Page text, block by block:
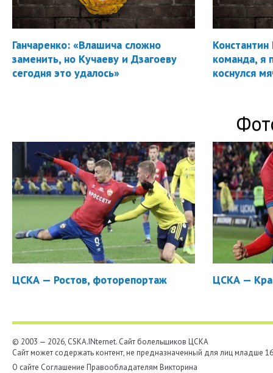
Ганчаренко: «Влашича сложно
заменить, но Кучаеву и Дзагоеву
сегодня это удалось»
Константин
команда, я
коснулся
ЦСКА — Ростов, фоторепортаж ЦСКА —
© 2003 — 2026, CSKA.INternet. Cайт болельщиков ЦСКА
Сайт может содержать контент, не предназначенный для лиц младше
О сайте Соглашение Правообладателям Викторина